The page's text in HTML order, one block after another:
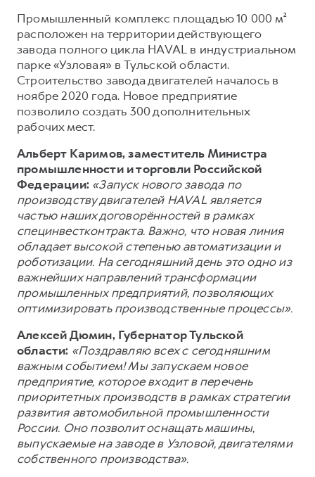
Сервис для корпоративных клиентов
HAVAL Лизинг
АКСЕССУАРЫ HAVAL
Автомобильные аксессуары
Коллекция CITY
Коллекция Базовая
Коллекция Детская
АКСЕССУАРЫ HAVAL
Автомобильные аксессуары
Коллекция CITY
Коллекция Базовая
Коллекция Детская
Промышленный комплекс площадью 10 000 м²
расположен на территории действующего
завода полного цикла HAVAL в индустриальном
парке «Узловая» в Тульской области.
Строительство завода двигателей началось в
ноябре 2020 года. Новое предприятие
позволило создать 300 дополнительных
рабочих мест.
Альберт Каримов, заместитель Министра
промышленности и торговли Российской
Федерации: «Запуск нового завода по
производству двигателей HAVAL является
частью наших договорённостей в рамках
специнвестконтракта. Важно, что новая линия
обладает высокой степенью автоматизации и
роботизации. На сегодняшний день это одно из
важнейших направлений трансформации
промышленных предприятий, позволяющих
оптимизировать производственные процессы».
Алексей Дюмин, Губернатор Тульской
области: «Поздравляю всех с сегодняшним
важным событием! Мы запускаем новое
предприятие, которое входит в перечень
приоритетных производств в рамках стратегии
развития автомобильной промышленности
России. Оно позволит оснащать машины,
выпускаемые на заводе в Узловой, двигателями
собственного производства».